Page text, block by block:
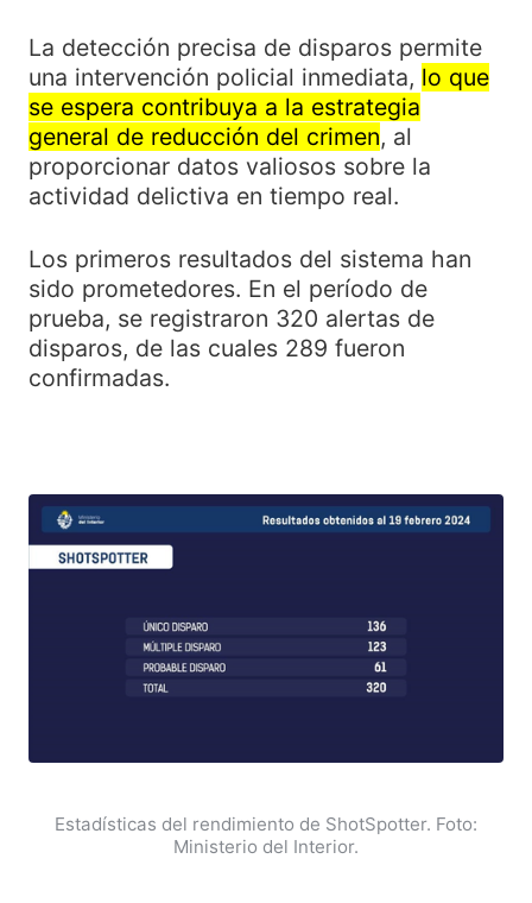
La detección precisa de disparos permite
una intervención policial inmediata, lo que
se espera contribuya a la estrategia
general de reducción del crimen, al
proporcionar datos valiosos sobre la
actividad delictiva en tiempo real.
Los primeros resultados del sistema han
sido prometedores. En el período de
prueba, se registraron 320 alertas de
disparos, de las cuales 289 fueron
confirmadas.
Estadísticas del rendimiento de ShotSpotter. Foto:
Ministerio del Interior.